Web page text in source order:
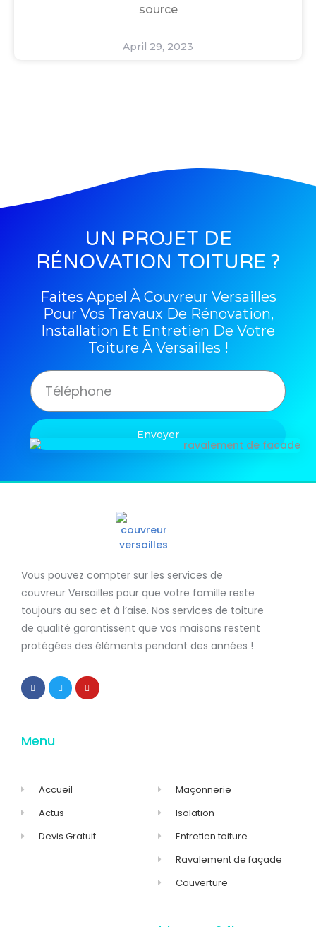
source
April 29, 2023
UN PROJET DE
RÉNOVATION TOITURE ?
Faites Appel À Couvreur Versailles
Pour Vos Travaux De Rénovation,
Installation Et Entretien De Votre
Toiture À Versailles !
Envoyer
Vous pouvez compter sur les services de
couvreur Versailles pour que votre famille reste
toujours au sec et à l’aise. Nos services de toiture
de qualité garantissent que vos maisons restent
protégées des éléments pendant des années !
Menu
Accueil
Actus
Devis Gratuit
Maçonnerie
Isolation
Entretien toiture
Ravalement de façade
Couverture